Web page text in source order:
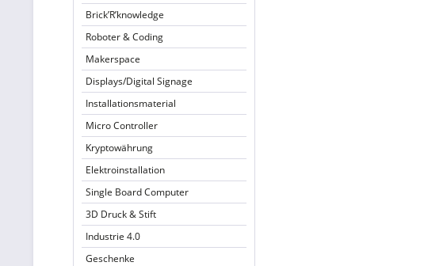
Brick’R’knowledge
Roboter & Coding
Makerspace
Displays/Digital Signage
Installationsmaterial
Micro Controller
Kryptowährung
Elektroinstallation
Single Board Computer
3D Druck & Stift
Industrie 4.0
Geschenke